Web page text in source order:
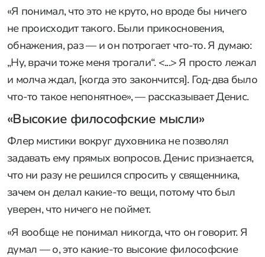
«Я понимал, что это не круто, но вроде бы ничего
не происходит такого. Были прикосновения,
обнажения, раз — и он потрогает что-то. Я думаю:
„Ну, врачи тоже меня трогали“. <...> Я просто лежал
и молча ждал, [когда это закончится]. Год-два было
что-то такое непонятное», — рассказывает Денис.
«Высокие философские мысли»
Флер мистики вокруг духовника не позволял
задавать ему прямых вопросов. Денис признается,
что ни разу не решился спросить у священника,
зачем он делал какие-то вещи, потому что был
уверен, что ничего не поймет.
«Я вообще не понимал никогда, что он говорит. Я
думал — о, это какие-то высокие философские